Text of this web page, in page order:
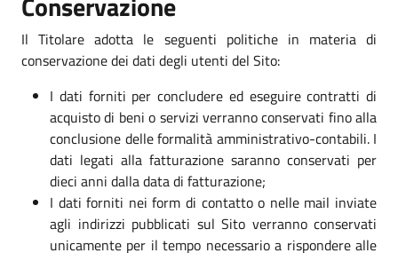
Il Titolare adotta le seguenti politiche in materia di
conservazione dei dati degli utenti del Sito:
I dati forniti per concludere ed eseguire contratti di
acquisto di beni o servizi verranno conservati fino alla
conclusione delle formalità amministrativo-contabili. I
dati legati alla fatturazione saranno conservati per
dieci anni dalla data di fatturazione;
I dati forniti nei form di contatto o nelle mail inviate
agli indirizzi pubblicati sul Sito verranno conservati
unicamente per il tempo necessario a rispondere alle